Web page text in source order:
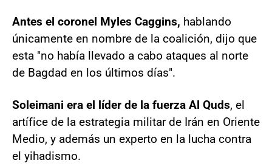
Antes el coronel Myles Caggins, hablando
únicamente en nombre de la coalición, dijo que
esta "no había llevado a cabo ataques al norte
de Bagdad en los últimos días".
Soleimani era el líder de la fuerza Al Quds, el
artífice de la estrategia militar de Irán en Oriente
Medio, y además un experto en la lucha contra
el yihadismo.